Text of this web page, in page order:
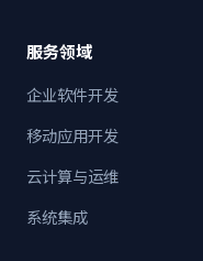
服务领域
企业软件开发
移动应用开发
云计算与运维
系统集成